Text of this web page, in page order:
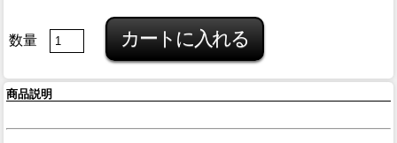
数量
商品説明